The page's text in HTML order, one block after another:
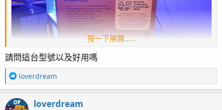
Redsea ReefMat 500 自動捲棉器<--台灣有貨就跟著魚缸
一起訂了
Redsea REEFER DC Skimmer 300 直流智能蛋分<--台灣
開放預購，預計七月底才能發貨
Redsea ReefRun DC Pump 7000 直流變頻水泵<--因為
現貨只有日本樂天購物有貨，只能從日本先訂，至少能先
讓缸子有個循環
Redsea ReefRun 雙連控制器<--台灣開放預購，預計七
月底才能發貨，少了這個是沒辦法控制馬達及蛋白流量還
按一下展開……
請問這台型號以及好用嗎
R
e
c
loverdream
OP loverdream